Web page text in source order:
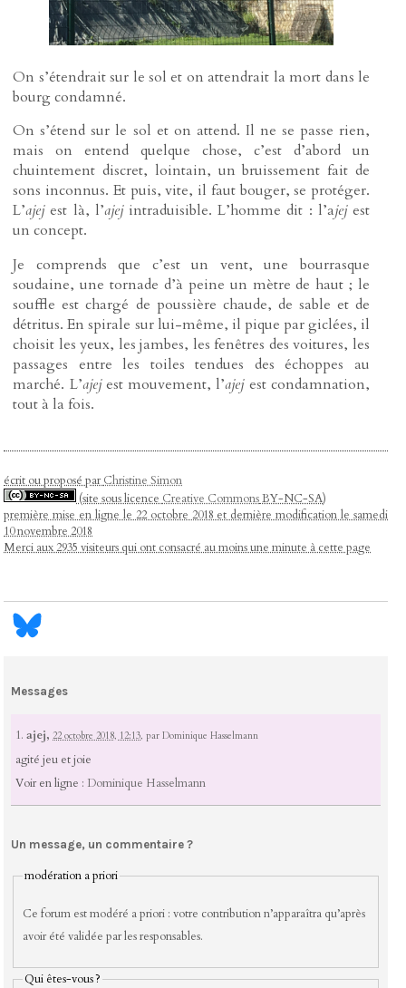
On s’étendrait sur le sol et on attendrait la mort dans le
bourg condamné.
On s’étend sur le sol et on attend. Il ne se passe rien,
mais on entend quelque chose, c’est d’abord un
chuintement discret, lointain, un bruissement fait de
sons inconnus. Et puis, vite, il faut bouger, se protéger.
L’ajejest là, l’ajejintraduisible. L’homme dit : l’ajejest
un concept.
Je comprends que c’est un vent, une bourrasque
soudaine, une tornade d’à peine un mètre de haut ; le
souffle est chargé de poussière chaude, de sable et de
détritus. En spirale sur lui-même, il pique par giclées, il
choisit les yeux, les jambes, les fenêtres des voitures, les
passages entre les toiles tendues des échoppes au
marché. L’ajejest mouvement, l’ajejest condamnation,
tout à la fois.
écrit ou proposé parChristine Simon
(site sous licence Creative CommonsBY-NC-SA)
première mise en ligne le 22 octobre 2018 et dernière modification le samedi
10 novembre 2018
Merci aux 2935 visiteurs qui ont consacré au moins une minute à cette page
Messages
1. ajej,22 octobre 2018, 12:13,parDominique Hasselmann
agité jeu et joie
Voir en ligne : Dominique Hasselmann
Un message, un commentaire ?
modération a priori
Ce forum est modéré a priori : votre contribution n’apparaîtra qu’après
avoir été validée par les responsables.
Qui êtes-vous ?